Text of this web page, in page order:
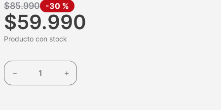
$85.990 -30 %
$59.990
Producto con stock
＋
－